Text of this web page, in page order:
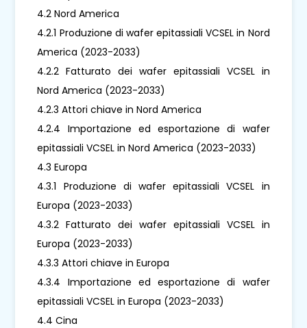
4.2 Nord America
4.2.1 Produzione di wafer epitassiali VCSEL in Nord
America (2023-2033)
4.2.2 Fatturato dei wafer epitassiali VCSEL in
Nord America (2023-2033)
4.2.3 Attori chiave in Nord America
4.2.4 Importazione ed esportazione di wafer
epitassiali VCSEL in Nord America (2023-2033)
4.3 Europa
4.3.1 Produzione di wafer epitassiali VCSEL in
Europa (2023-2033)
4.3.2 Fatturato dei wafer epitassiali VCSEL in
Europa (2023-2033)
4.3.3 Attori chiave in Europa
4.3.4 Importazione ed esportazione di wafer
epitassiali VCSEL in Europa (2023-2033)
4.4 Cina